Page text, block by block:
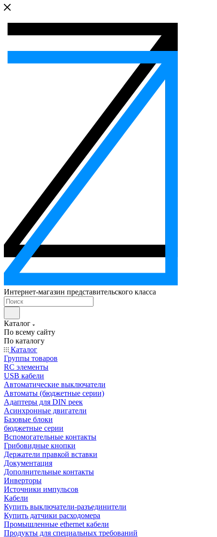
Интернет-магазин представительского класса
Каталог
По всему сайту
По каталогу
Каталог
Группы товаров
RC элементы
USB кабели
Автоматические выключатели
Автоматы (бюджетные серии)
Адаптеры для DIN реек
Асинхронные двигатели
Базовые блоки
бюджетные серии
Вспомогательные контакты
Грибовидные кнопки
Держатели правкой вставки
Документация
Дополнительные контакты
Инверторы
Источники импульсов
Кабели
Купить выключатели-разъединители
Купить датчики расходомера
Промышленные ethernet кабели
Продукты для специальных требований